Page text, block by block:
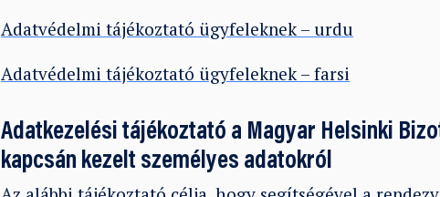
Adatvédelmi tájékoztató ügyfeleknek – urdu
Adatvédelmi tájékoztató ügyfeleknek – farsi
Adatkezelési tájékoztató a Magyar Helsinki
kapcsán kezelt személyes adatokról